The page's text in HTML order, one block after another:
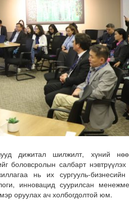
дижитал шилжилт, хүний
боловсролын салбарт нэвтрүүлэх
нь их сургууль-бизнесийн
инновацид суурилсан
оруулах ач холбогдолтой юм.